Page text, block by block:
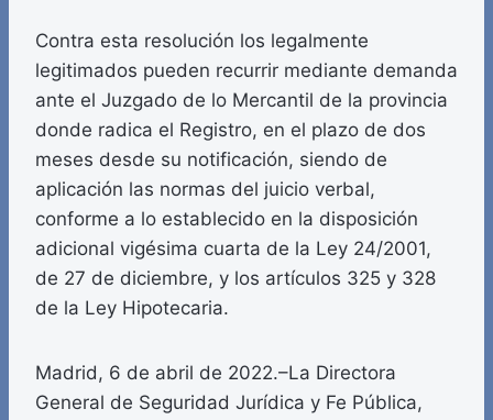
Contra esta resolución los legalmente
legitimados pueden recurrir mediante demanda
ante el Juzgado de lo Mercantil de la provincia
donde radica el Registro, en el plazo de dos
meses desde su notificación, siendo de
aplicación las normas del juicio verbal,
conforme a lo establecido en la disposición
adicional vigésima cuarta de la Ley 24/2001,
de 27 de diciembre, y los artículos 325 y 328
de la Ley Hipotecaria.
Madrid, 6 de abril de 2022.–La Directora
General de Seguridad Jurídica y Fe Pública,